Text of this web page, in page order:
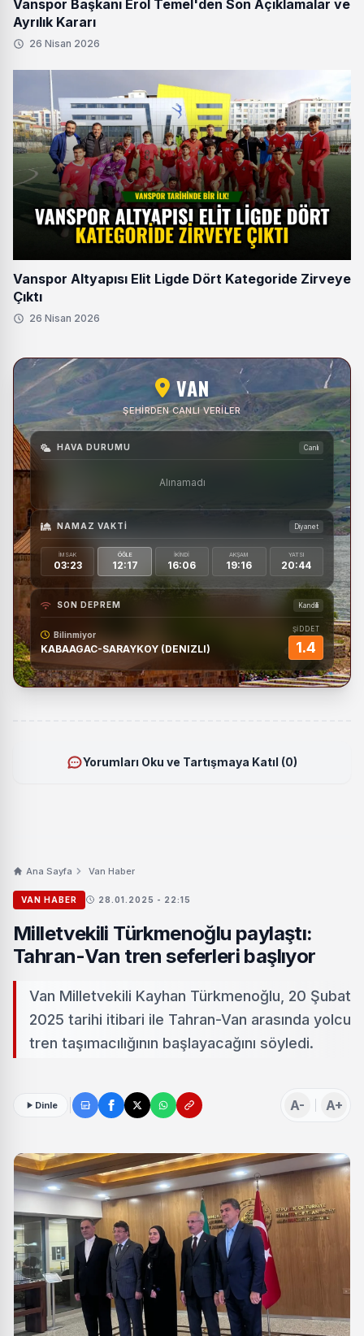
Vanspor Başkanı Erol Temel'den Son Açıklamalar ve
Ayrılık Kararı
26 Nisan 2026
Vanspor Altyapısı Elit Ligde Dört Kategoride Zirveye
Çıktı
26 Nisan 2026
VAN
ŞEHIRDEN CANLI VERILER
HAVA DURUMU Canlı
Alınamadı
NAMAZ VAKTI Diyanet
İMSAK
03:23
ÖĞLE
12:17
İKINDI
16:06
AKŞAM
19:16
YATSI
20:44
SON DEPREM Kandilli
Bilinmiyor
KABAAGAC-SARAYKOY (DENIZLI)
ŞİDDET
1.4
Yorumları Oku ve Tartışmaya Katıl (0)
Ana Sayfa Van Haber
VAN HABER 28.01.2025 - 22:15
Milletvekili Türkmenoğlu paylaştı:
Tahran-Van tren seferleri başlıyor
Van Milletvekili Kayhan Türkmenoğlu, 20 Şubat
2025 tarihi itibari ile Tahran-Van arasında yolcu
tren taşımacılığının başlayacağını söyledi.
Dinle A- A+